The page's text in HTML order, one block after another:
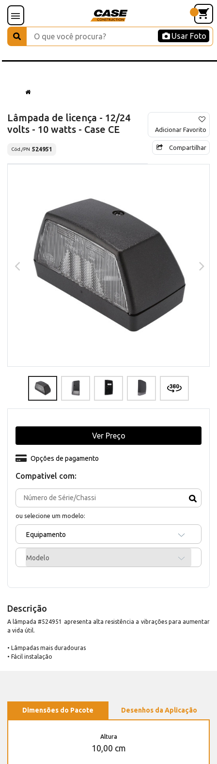
Usar Foto
Lâmpada de licença - 12/24
volts - 10 watts - Case CE
Cód./PN 524951
Adicionar Favorito
Compartilhar
Compativel com:
ou selecione um modelo:
Equipamento
Modelo
Opções de pagamento
Ver Preço
Descrição
A lâmpada #524951 apresenta alta resistência a vibrações para aumentar
a vida útil.
• Lâmpadas mais duradouras
• Fácil instalação
Dimensões do Pacote Desenhos da Aplicação
Altura
10,00 cm